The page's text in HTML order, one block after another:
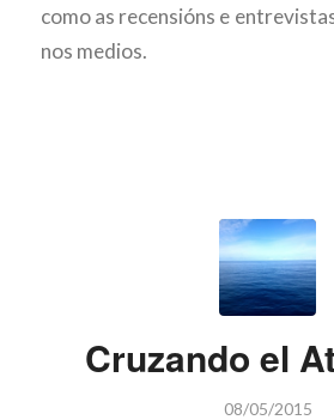
como as recensións e
nos medios.
Cruzando el
08/05/2015